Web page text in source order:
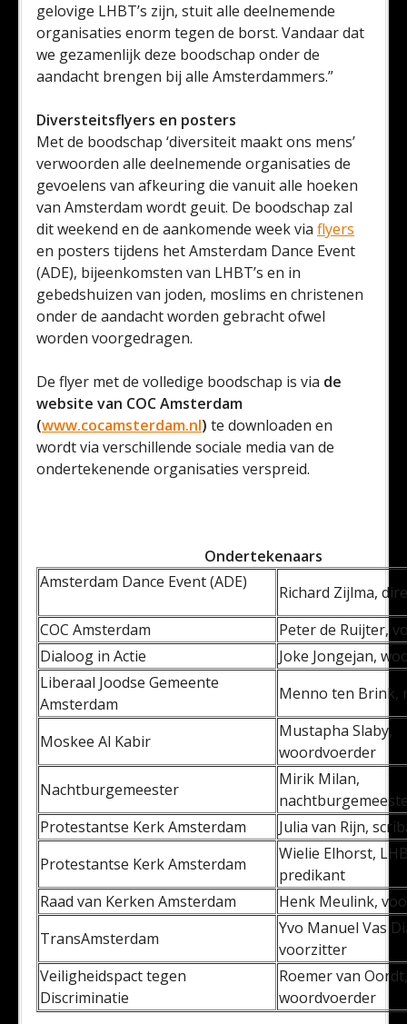
gelovige LHBT’s zijn, stuit alle deelnemende
organisaties enorm tegen de borst. Vandaar dat
we gezamenlijk deze boodschap onder de
aandacht brengen bij alle Amsterdammers.”
Diversteitsflyers en posters
Met de boodschap ‘diversiteit maakt ons mens’
verwoorden alle deelnemende organisaties de
gevoelens van afkeuring die vanuit alle hoeken
van Amsterdam wordt geuit. De boodschap zal
dit weekend en de aankomende week via flyers
en posters tijdens het Amsterdam Dance Event
(ADE), bijeenkomsten van LHBT’s en in
gebedshuizen van joden, moslims en christenen
onder de aandacht worden gebracht ofwel
worden voorgedragen.
De flyer met de volledige boodschap is via de
website van COC Amsterdam
(www.cocamsterdam.nl) te downloaden en
wordt via verschillende sociale media van de
ondertekenende organisaties verspreid.
Ondertekenaars
Amsterdam Dance Event (ADE)
Richard Zijlma,
COC Amsterdam
Peter de Ruijter,
Dialoog in Actie
Joke Jongejan,
Liberaal Joodse Gemeente
Amsterdam
Menno ten Brink,
Moskee Al Kabir
Mustapha Slaby,
woordvoerder
Nachtburgemeester
Mirik Milan,
Protestantse Kerk Amsterdam
Julia van Rijn,
Protestantse Kerk Amsterdam
Wielie Elhorst,
predikant
Raad van Kerken Amsterdam
Henk Meulink,
TransAmsterdam
Yvo Manuel Vas
voorzitter
Veiligheidspact tegen
Discriminatie
Roemer van Oordt,
woordvoerder